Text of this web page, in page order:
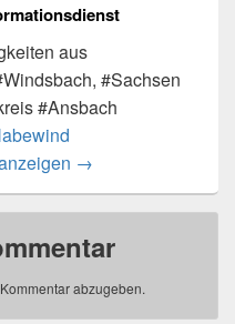
aus
#Sachsen
#Ansbach
→
abzugeben.